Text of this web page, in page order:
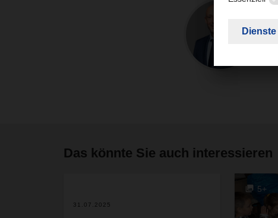
Das könnte Sie auch interessieren
31.07.2025
5+